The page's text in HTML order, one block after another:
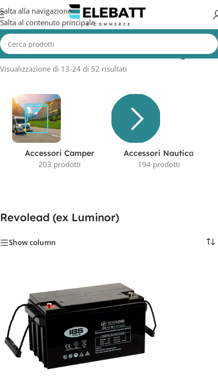
Salta alla navigazione
Salta al contenuto principale
Home/Prodotto Produttore/Revolead (ex Luminor)/Pagina 2
Visualizzazione di 13-24 di 52 risultati
Accessori Camper
203 prodotti
Accessori Nautica
194 prodotti
Revolead (ex Luminor)
Show column